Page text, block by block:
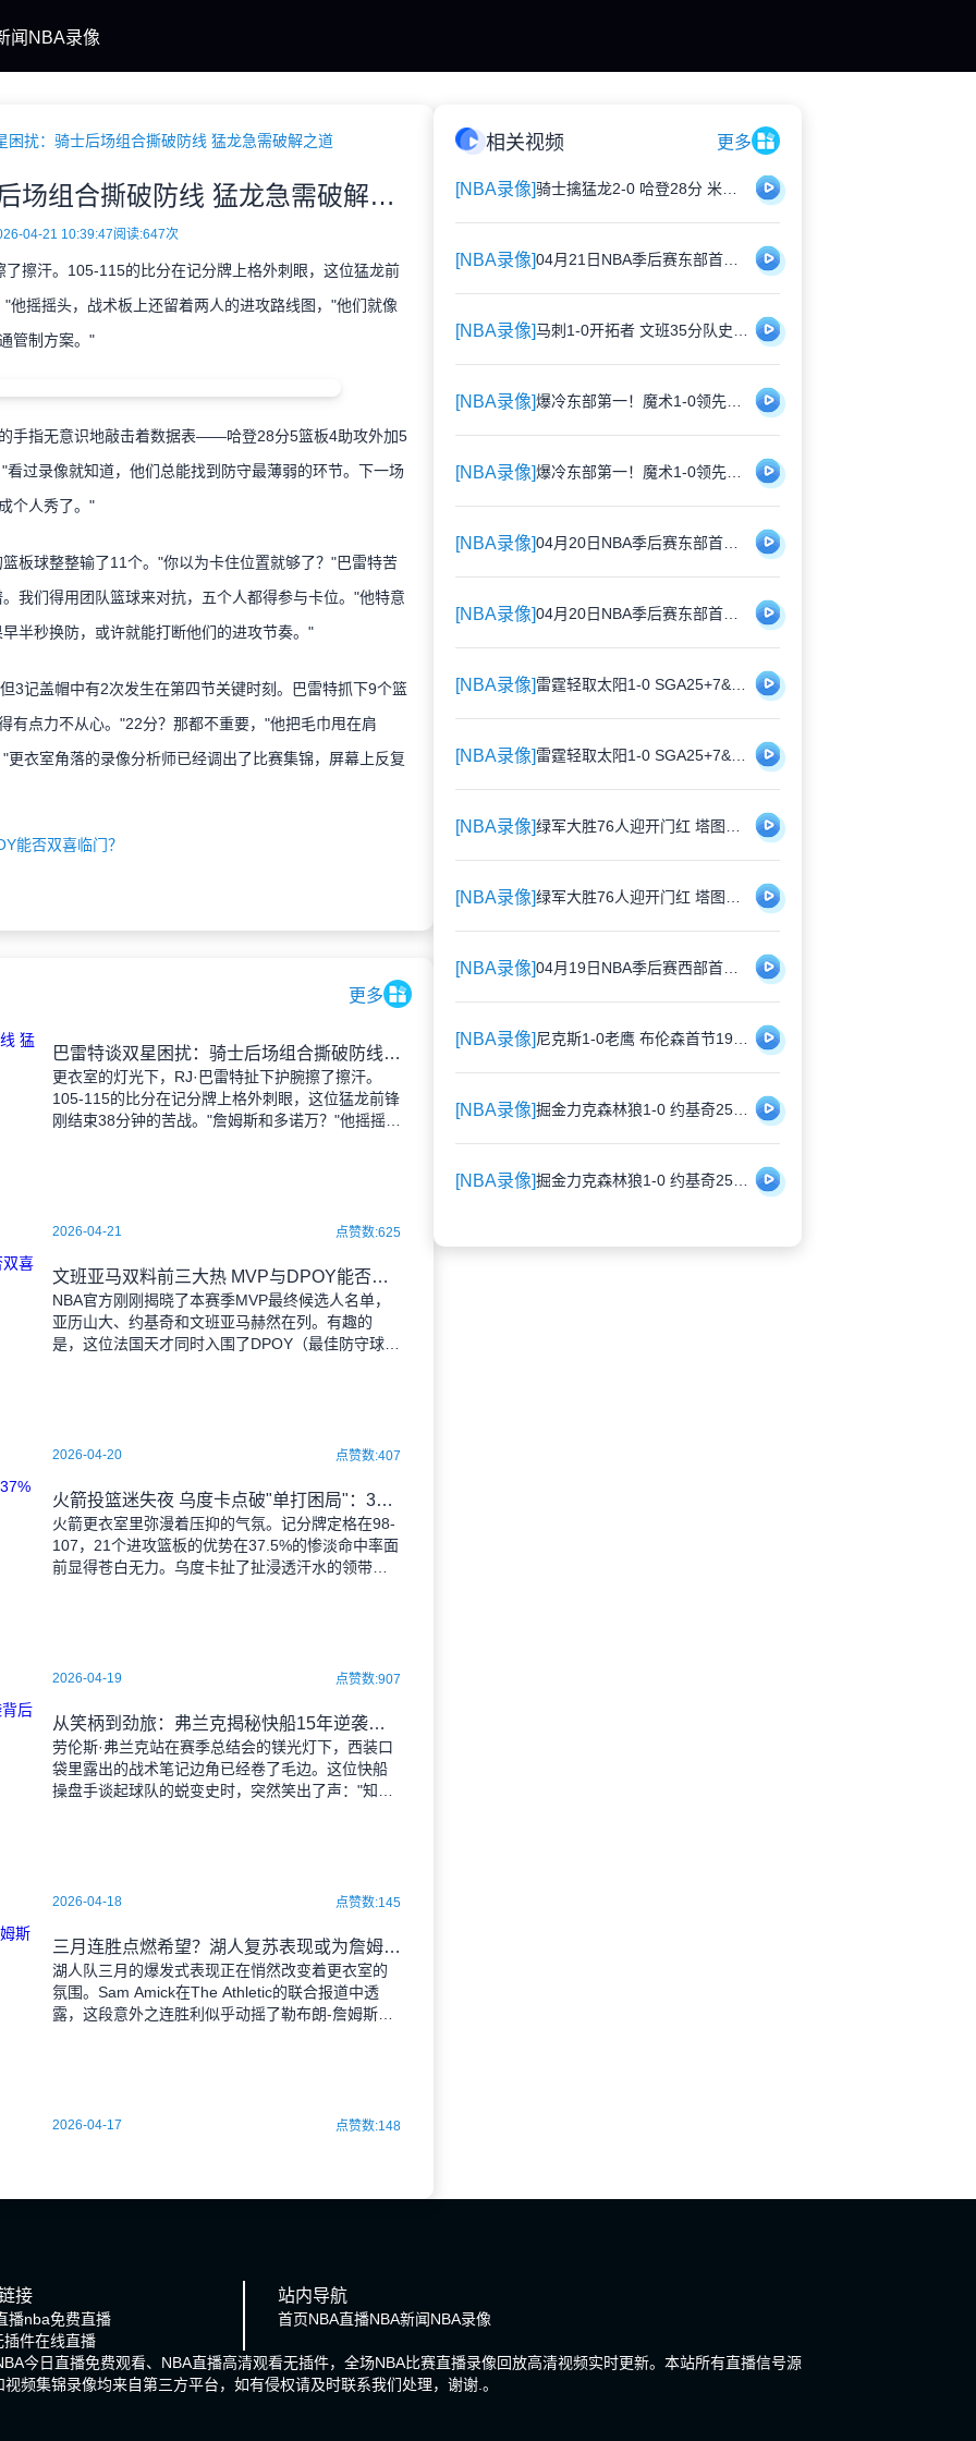
闻 NBA录像
困扰：骑士后场组合撕破防线 猛龙急需破解之道
巴雷特谈双星困扰：骑士后场组合撕破防线 猛龙急需破解之道
04-21 10:39:47阅读:647次
汗。105-115的比分在记分牌上格外刺眼，这位猛龙前
他摇摇头，战术板上还留着两人的进攻路线图，"他们就像
管制方案。"
指无意识地敲击着数据表——哈登28分5篮板4助攻外加5
过录像就知道，他们总能找到防守最薄弱的环节。下一场
个人秀了。"
球整整输了11个。"你以为卡住位置就够了？"巴雷特苦
我们得用团队篮球来对抗，五个人都得参与卡位。"他特意
半秒换防，或许就能打断他们的进攻节奏。"
盖帽中有2次发生在第四节关键时刻。巴雷特抓下9个篮
有点力不从心。"22分？那都不重要，"他把毛巾甩在肩
衣室角落的录像分析师已经调出了比赛集锦，屏幕上反复
能否双喜临门？
更多
巴雷特谈双星困扰：骑士后场组合撕破防线 猛龙急需破解之道
更衣室的灯光下，RJ·巴雷特扯下护腕擦了擦汗。
105-115的比分在记分牌上格外刺眼，这位猛龙前锋
刚结束38分钟的苦战。"詹姆斯和多诺万？"他摇摇
2026-04-21 点赞数:625
文班亚马双料前三大热 MVP与DPOY能否双喜临门？
NBA官方刚刚揭晓了本赛季MVP最终候选人名单，
亚历山大、约基奇和文班亚马赫然在列。有趣的
是，这位法国天才同时入围了DPOY（最佳防守球
2026-04-20 点赞数:407
火箭投篮迷失夜 乌度卡点破"单打困局"：37%命中率怎赢湖人？
火箭更衣室里弥漫着压抑的气氛。记分牌定格在98-
107，21个进攻篮板的优势在37.5%的惨淡命中率面
前显得苍白无力。乌度卡扯了扯浸透汗水的领带，
2026-04-19 点赞数:907
从笑柄到劲旅：弗兰克揭秘快船15年逆袭背后的球队哲学
劳伦斯·弗兰克站在赛季总结会的镁光灯下，西装口
袋里露出的战术笔记边角已经卷了毛边。这位快船
操盘手谈起球队的蜕变史时，突然笑出了声："知道
2026-04-18 点赞数:145
三月连胜点燃希望？湖人复苏表现或为詹姆斯续约添筹码
湖人队三月的爆发式表现正在悄然改变着更衣室的
氛围。Sam Amick在The Athletic的联合报道中透
露，这段意外之连胜利似乎动摇了勒布朗-詹姆斯对
2026-04-17 点赞数:148
相关视频 更多
[NBA录像]
[NBA录像]
[NBA录像]
[NBA录像]
[NBA录像]
[NBA录像]
[NBA录像]
[NBA录像]
[NBA录像]
[NBA录像]
[NBA录像]
[NBA录像]
[NBA录像]
[NBA录像]
[NBA录像]
接
播nba免费直播
插件在线直播
站内导航
首页NBA直播NBA新闻NBA录像
今日直播免费观看、NBA直播高清观看无插件，全场NBA比赛直播录像回放高清视频实时更新。本站所有直播信号源
视频集锦录像均来自第三方平台，如有侵权请及时联系我们处理，谢谢.。